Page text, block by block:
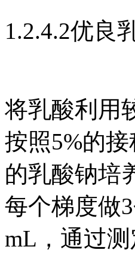
1.2.4.2优良
将乳酸利用
按照5%的
的乳酸钠培
每个梯度做
mL，通过